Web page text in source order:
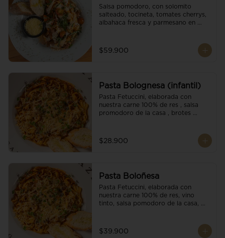
Salsa pomodoro, con solomito
salteado, tocineta, tomates cherrys,
albahaca fresca y parmesano en
$59.900
Pasta Bolognesa (infantil)
Pasta Fetuccini, elaborada con
nuestra carne 100% de res , salsa
promodoro de la casa , brotes
$28.900
Pasta Boloñesa
Pasta Fetuccini, elaborada con
nuestra carne 100% de res, vino
tinto, salsa pomodoro de la casa,
$39.900